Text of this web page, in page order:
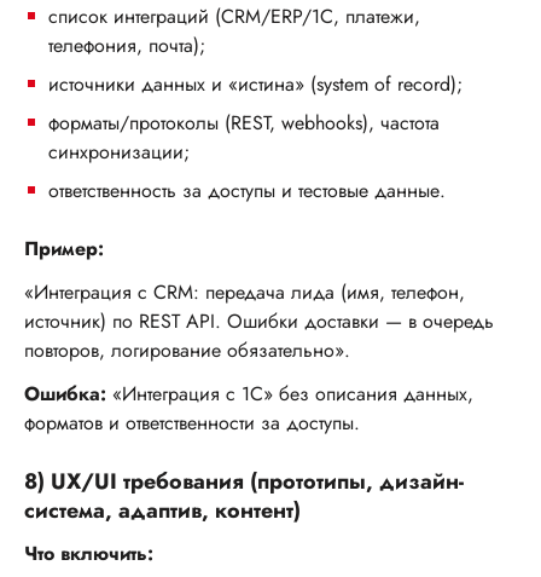
список интеграций (CRM/ERP/1С, платежи,
телефония, почта);
источники данных и «истина» (system of record);
форматы/протоколы (REST, webhooks), частота
синхронизации;
ответственность за доступы и тестовые данные.
Пример:
«Интеграция с CRM: передача лида (имя, телефон,
источник) по REST API. Ошибки доставки — в очередь
повторов, логирование обязательно».
Ошибка: «Интеграция с 1С» без описания данных,
форматов и ответственности за доступы.
8) UX/UI требования (прототипы, дизайн-
система, адаптив, контент)
Что включить: